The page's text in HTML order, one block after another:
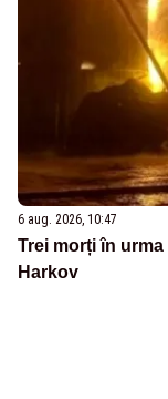
6 aug. 2026, 10:47
Trei morți în
Harkov